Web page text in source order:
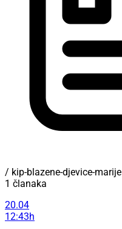
/ kip-blazene-djevice-marije
1 članaka
20.04
12:43h